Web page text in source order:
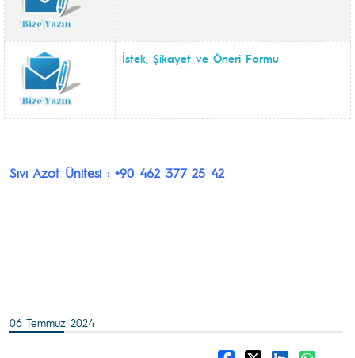
İstek, Şikayet ve Öneri Formu
Sıvı Azot Ünitesi : +90 462 377 25 42
06 Temmuz 2024